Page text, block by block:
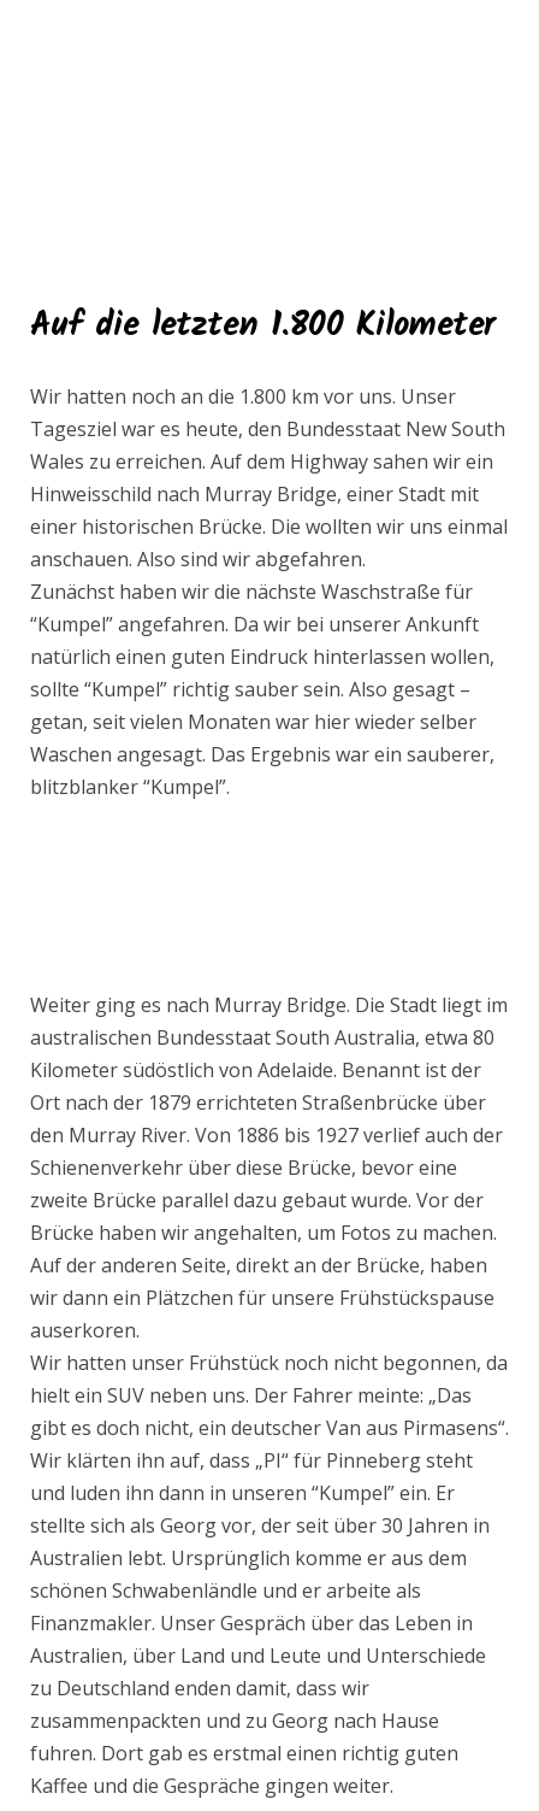
Auf die letzten 1.800 Kilometer
Wir hatten noch an die 1.800 km vor uns. Unser
Tagesziel war es heute, den Bundesstaat New South
Wales zu erreichen. Auf dem Highway sahen wir ein
Hinweisschild nach Murray Bridge, einer Stadt mit
einer historischen Brücke. Die wollten wir uns einmal
anschauen. Also sind wir abgefahren.
Zunächst haben wir die nächste Waschstraße für
“Kumpel” angefahren. Da wir bei unserer Ankunft
natürlich einen guten Eindruck hinterlassen wollen,
sollte “Kumpel” richtig sauber sein. Also gesagt –
getan, seit vielen Monaten war hier wieder selber
Waschen angesagt. Das Ergebnis war ein sauberer,
blitzblanker “Kumpel”.
Weiter ging es nach Murray Bridge. Die Stadt liegt im
australischen Bundesstaat South Australia, etwa 80
Kilometer südöstlich von Adelaide. Benannt ist der
Ort nach der 1879 errichteten Straßenbrücke über
den Murray River. Von 1886 bis 1927 verlief auch der
Schienenverkehr über diese Brücke, bevor eine
zweite Brücke parallel dazu gebaut wurde. Vor der
Brücke haben wir angehalten, um Fotos zu machen.
Auf der anderen Seite, direkt an der Brücke, haben
wir dann ein Plätzchen für unsere Frühstückspause
auserkoren.
Wir hatten unser Frühstück noch nicht begonnen, da
hielt ein SUV neben uns. Der Fahrer meinte: „Das
gibt es doch nicht, ein deutscher Van aus Pirmasens“.
Wir klärten ihn auf, dass „PI“ für Pinneberg steht
und luden ihn dann in unseren “Kumpel” ein. Er
stellte sich als Georg vor, der seit über 30 Jahren in
Australien lebt. Ursprünglich komme er aus dem
schönen Schwabenländle und er arbeite als
Finanzmakler. Unser Gespräch über das Leben in
Australien, über Land und Leute und Unterschiede
zu Deutschland enden damit, dass wir
zusammenpackten und zu Georg nach Hause
fuhren. Dort gab es erstmal einen richtig guten
Kaffee und die Gespräche gingen weiter.